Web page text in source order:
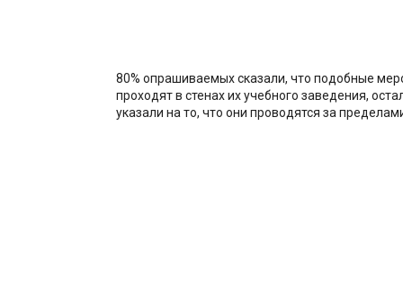
80% опрашиваемых сказали, что подобные
проходят в стенах их учебного заведения,
указали на то, что они проводятся за